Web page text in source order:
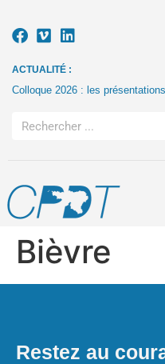
ACTUALITÉ :
Colloque 2026 : les
Bièvre
Restez au